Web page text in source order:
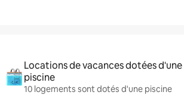
Locations de vacances dotées d'une
piscine
10 logements sont dotés d'une piscine